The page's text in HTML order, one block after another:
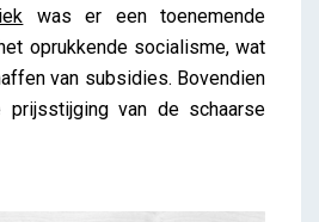
was er een toenemende
oprukkende socialisme, wat
van subsidies. Bovendien
van de schaarse